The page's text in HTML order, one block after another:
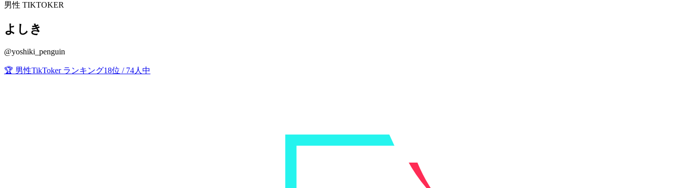
男性 TIKTOKER
よしき
@yoshiki_penguin
🏆 男性TikToker ランキング18位 / 74人中